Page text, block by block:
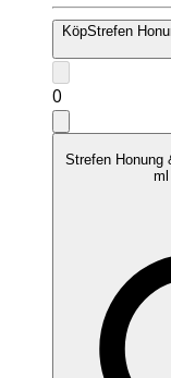
KöpStrefen
0
Strefen Honung